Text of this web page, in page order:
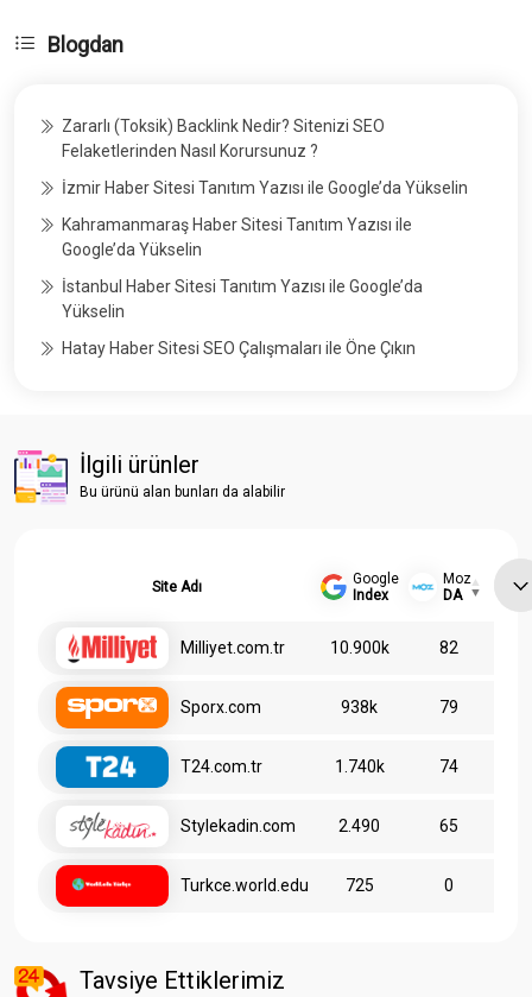
Blogdan
Zararlı (Toksik) Backlink Nedir? Sitenizi SEO
Felaketlerinden Nasıl Korursunuz ?
İzmir Haber Sitesi Tanıtım Yazısı ile Google’da Yükselin
Kahramanmaraş Haber Sitesi Tanıtım Yazısı ile
Google’da Yükselin
İstanbul Haber Sitesi Tanıtım Yazısı ile Google’da
Yükselin
Hatay Haber Sitesi SEO Çalışmaları ile Öne Çıkın
İlgili ürünler
Bu ürünü alan bunları da alabilir
Site Adı
Google
Index
Moz
DA
Milliyet.com.tr 10.900k 82
Sporx.com 938k 79
T24.com.tr 1.740k 74
Stylekadin.com 2.490 65
Turkce.world.edu 725 0
Tavsiye Ettiklerimiz